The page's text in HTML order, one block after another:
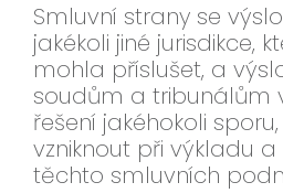
Smluvní strany se
jakékoli jiné jurisdikce,
mohla příslušet, a
soudům a tribunálům v
řešení jakéhokoli
vzniknout při výkladu
těchto smluvních